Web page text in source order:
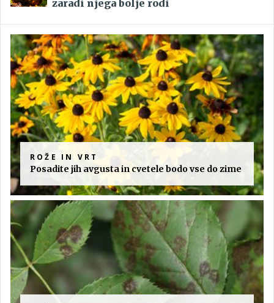
zaradi njega bolje rodi
ROŽE IN VRT
Posadite jih avgusta in cvetele bodo vse do zime